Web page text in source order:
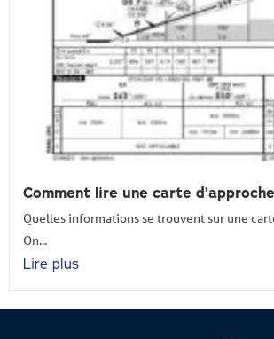
Comment lire une carte
Quelles informations se trouvent sur une
On...
Lire plus